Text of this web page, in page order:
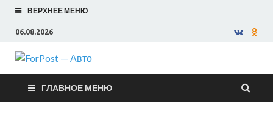
ВЕРХНЕЕ МЕНЮ
06.08.2026
ForPost —
Авто
ГЛАВНОЕ МЕНЮ